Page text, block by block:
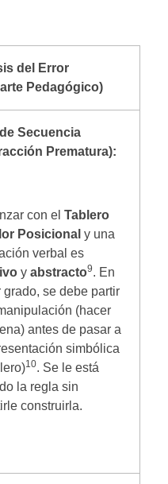
del Error
Pedagógico)
Secuencia
Prematura):
con elTablero
Posicional y una
verbal es
yabstracto9. En
grado, se debe partir
(hacer
antes de pasar a
simbólica
10. Se le está
la regla sin
construirla.